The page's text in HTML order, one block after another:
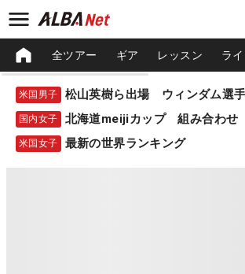
全ツアー ギア レッスン ラ
米国男子 松山英樹ら出場 ウィンダム選
国内女子 北海道meijiカップ 組み合わせ
米国女子 最新の世界ランキング